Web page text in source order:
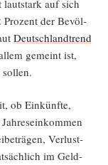
auf sich
Pro­zent der Bevöl­
Deutsch­land­trend
gemeint ist,
sollen.
ob Ein­künf­te,
Ver­lust­
im Geld­